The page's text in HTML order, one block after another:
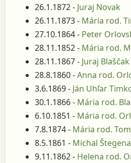
26.1.1872 - Juraj Novak
26.11.1873 - Mária rod.
27.10.1864 - Peter
28.11.1852 - Mária rod.
28.11.1867 - Juraj Blaščak
28.8.1860 -Anna rod.
3.6.1869 - Ján Uhľar
30.1.1866 - Mária rod.
6.10.1851 - Mária rod.
7.8.1874 - Mária rod.
8.5.1861 - Michal Štegena
9.11.1862 - Helena rod.